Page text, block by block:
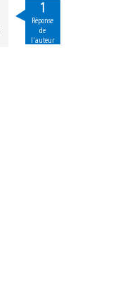
1
Réponse
de
l'auteur